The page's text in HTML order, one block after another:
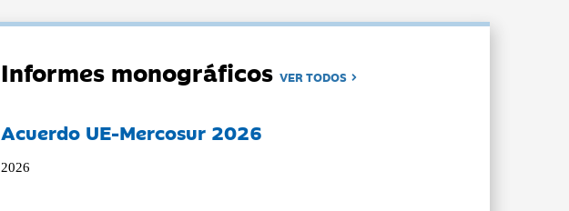
Informes monográficosVER TODOS
Acuerdo UE-Mercosur 2026
2026